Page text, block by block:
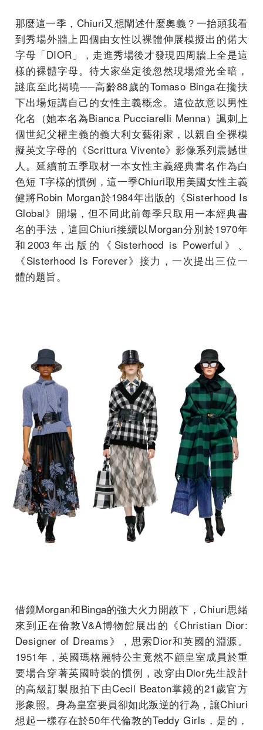
那麼這一季，Chiuri又想闡述什麼奧義？一抬頭我看
到秀場外牆上四個由女性以裸體伸展模擬出的偌大
字母「DIOR」，走進秀場後才發現四周牆上全是這
樣的裸體字母。待大家坐定後忽然現場燈光全暗，
謎底至此揭曉──高齡88歲的Tomaso Binga在攙扶
下出場短講自己的女性主義概念。這位故意以男性
化名（她本名為Bianca Pucciarelli Menna）諷刺上
個世紀父權主義的義大利女藝術家，以親自全裸模
擬英文字母的《Scrittura Vivente》影像系列震撼世
人。延續前五季取材一本女性主義經典書名作為白
色短 T字樣的慣例，這一季Chiuri取用美國女性主義
健將Robin Morgan於1984年出版的《Sisterhood Is
Global》開場，但不同此前每季只取用一本經典書
名的手法，這回Chiuri接續以Morgan分別於1970年
和2003年出版的《Sisterhood is Powerful》、
《Sisterhood Is Forever》接力，一次提出三位一
體的題旨。
借鏡Morgan和Binga的強大火力開啟下，Chiuri思緒
來到正在倫敦V&A博物館展出的《Christian Dior:
Designer of Dreams》，思索Dior和英國的淵源。
1951年，英國瑪格麗特公主竟然不顧皇室成員於重
要場合穿著英國時裝的慣例，改穿由Dior先生設計
的高級訂製服拍下由Cecil Beaton掌鏡的21歲官方
形象照。身為皇室要員卻如此叛逆的行為，讓Chiuri
想起一樣存在於50年代倫敦的Teddy Girls，是的，